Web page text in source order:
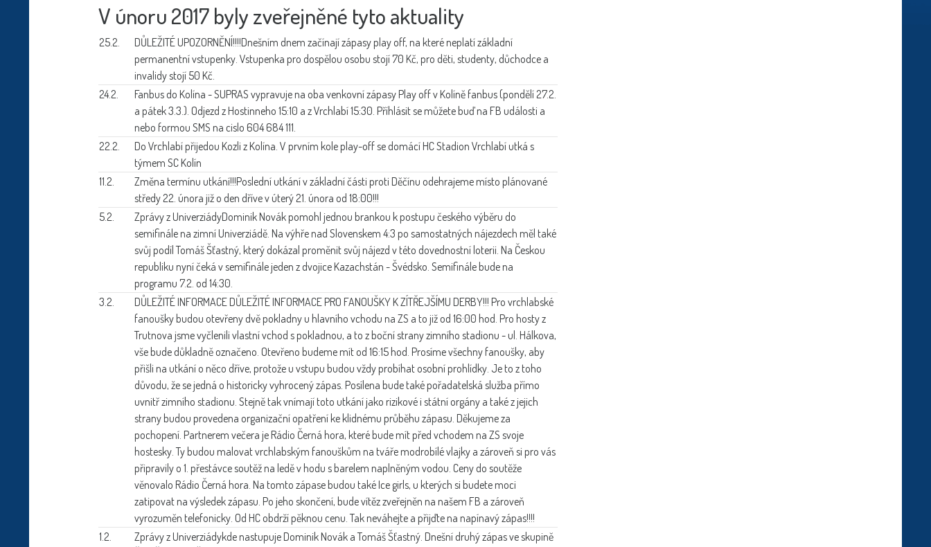
V únoru 2017 byly zveřejněné tyto aktuality
25.2. DŮLEŽITÉ UPOZORNĚNÍ!!!!Dnešním dnem začínají zápasy play off, na které neplatí základní
permanentní vstupenky. Vstupenka pro dospělou osobu stojí 70 Kč, pro děti, studenty, důchodce a
invalidy stojí 50 Kč.
24.2.
Fanbus do Kolína -SUPRAS vypravuje na oba venkovní zápasy Play off v Kolíně fanbus (pondělí 27.2.
a pátek 3.3.). Odjezd z Hostinneho 15:10 a z Vrchlabí 15:30. Příhlásit se můžete buď na FB události a
nebo formou SMS na cislo 604 684 111.
22.2.
Do Vrchlabí přijedou Kozli z Kolína. V prvním kole play-off se domácí HC Stadion Vrchlabí utká s
týmem SC Kolín
11.2.
Změna termínu utkání!!!Poslední utkání v základní části proti Děčínu odehrajeme místo plánované
středy 22. února již o den dříve v úterý 21. února od 18:00!!!
5.2.
Zprávy z UniverziádyDominik Novák pomohl jednou brankou k postupu českého výběru do
semifinále na zimní Univerziádě. Na výhře nad Slovenskem 4:3 po samostatných nájezdech měl také
svůj podíl Tomáš Šťastný, který dokázal proměnit svůj nájezd v této dovednostní loterii. Na Českou
republiku nyní čeká v semifinále jeden z dvojice Kazachstán - Švédsko. Semifinále bude na
programu 7.2. od 14:30.
3.2.
DŮLEŽITÉ INFORMACE DŮLEŽITÉ INFORMACE PRO FANOUŠKY K ZÍTŘEJŠÍMU DERBY!!! Pro vrchlabské
fanoušky budou otevřeny dvě pokladny u hlavního vchodu na ZS a to již od 16:00 hod. Pro hosty z
Trutnova jsme vyčlenili vlastní vchod s pokladnou, a to z boční strany zimního stadionu - ul. Hálkova,
vše bude důkladně označeno. Otevřeno budeme mít od 16:15 hod. Prosíme všechny fanoušky, aby
přišli na utkání o něco dříve, protože u vstupu budou vždy probíhat osobní prohlídky. Je to z toho
důvodu, že se jedná o historicky vyhrocený zápas. Posílena bude také pořadatelská služba přímo
uvnitř zimního stadionu. Stejně tak vnímají toto utkání jako rizikové i státní orgány a také z jejich
strany budou provedena organizační opatření ke klidnému průběhu zápasu. Děkujeme za
pochopení. Partnerem večera je Rádio Černá hora, které bude mít před vchodem na ZS svoje
hostesky. Ty budou malovat vrchlabským fanouškům na tváře modrobílé vlajky a zároveň si pro vás
připravily o 1. přestávce soutěž na ledě v hodu s barelem naplněným vodou. Ceny do soutěže
věnovalo Rádio Černá hora. Na tomto zápase budou také Ice girls, u kterých si budete moci
zatipovat na výsledek zápasu. Po jeho skončení, bude vítěz zveřejněn na našem FB a zároveň
vyrozuměn telefonicky. Od HC obdrží pěknou cenu. Tak neváhejte a přijďte na napínavý zápas!!!!
1.2.
Zprávy z Univerziádykde nastupuje Dominik Novák a Tomáš Šťastný. Dnešní druhý zápas ve skupině